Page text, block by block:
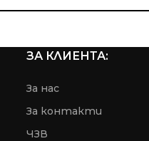
ЗА КЛИЕНТА:
За нас
За контакти
ЧЗВ